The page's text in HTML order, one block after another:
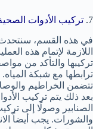
7. تركيب الأدوات
في هذه القسم،
اللازمة لإتمام هذه
تركيبها والتأكد من
ترابطها مع شبكة
تتضمن الخراطيم
بعد ذلك يتم تركيب
الصنابير وصولًا إلى
والشورات. يجب أيضاً